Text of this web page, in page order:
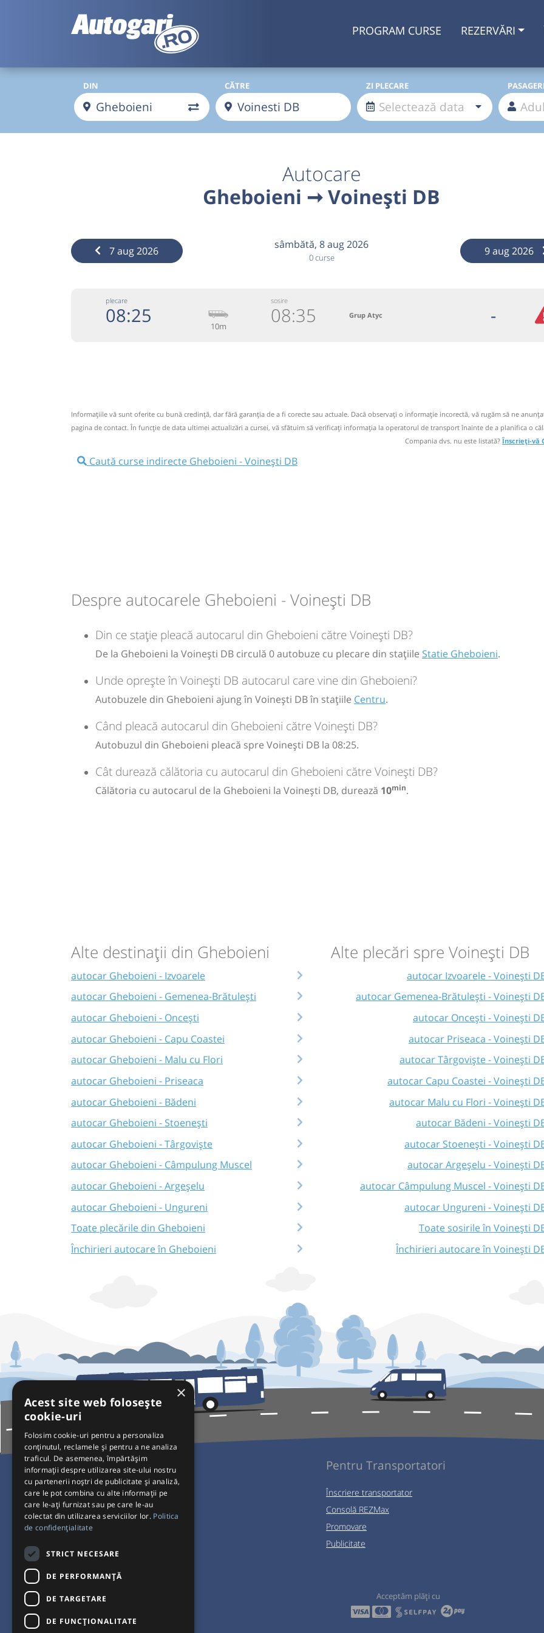
PROGRAM CURSE REZERVĂRI
DIN CĂTRE ZI PLECARE PASAGERI
Autocare
Gheboieni ➞ Voinești DB
7 aug 2026 sâmbătă, 8 aug 2026
0 curse 9 aug 2026
plecare
08:25 10m
sosire
08:35 Grup Atyc -
Circulă doar luni, marți, miercuri, joi și vineri
NOU!
Pune poze din călătoria ta
10min
L M J V S D
-
Informaţiile vă sunt oferite cu bună credinţă, dar fără garanţia de a fi corecte sau actuale. Dacă observați o informaţie incorectă, vă rugăm să ne
pagina de contact. În funcție de data ultimei actualizări a cursei, vă sfătuim să verificaţi informaţia la operatorul de transport înainte de a planifica o
Compania dvs. nu este listată?Înscrieți-vă
Caută curse indirecte Gheboieni - Voinești DB
Despre autocarele Gheboieni - Voinești DB
Din ce stație pleacă autocarul din Gheboieni către Voinești DB?
De la Gheboieni la Voinești DB circulă 0 autobuze cu plecare din stațiile Statie Gheboieni.
Unde oprește în Voinești DB autocarul care vine din Gheboieni?
Autobuzele din Gheboieni ajung în Voinești DB în stațiile Centru.
Când pleacă autocarul din Gheboieni către Voinești DB?
Autobuzul din Gheboieni pleacă spre Voinești DB la 08:25.
Cât durează călătoria cu autocarul din Gheboieni către Voinești DB?
Călătoria cu autocarul de la Gheboieni la Voinești DB, durează 10min.
Alte destinații din Gheboieni
autocar Gheboieni - Izvoarele
autocar Gheboieni - Gemenea-Brătulești
autocar Gheboieni - Oncești
autocar Gheboieni - Capu Coastei
autocar Gheboieni - Malu cu Flori
autocar Gheboieni - Priseaca
autocar Gheboieni - Bădeni
autocar Gheboieni - Stoenești
autocar Gheboieni - Târgoviște
autocar Gheboieni - Câmpulung Muscel
autocar Gheboieni - Argeșelu
autocar Gheboieni - Ungureni
Toate plecările din Gheboieni
Închirieri autocare în Gheboieni
Alte plecări spre Voinești DB
autocar Izvoarele - Voinești
autocar Gemenea-Brătulești - Voinești
autocar Oncești - Voinești
autocar Priseaca - Voinești
autocar Târgoviște - Voinești
autocar Capu Coastei - Voinești
autocar Malu cu Flori - Voinești
autocar Bădeni - Voinești
autocar Stoenești - Voinești
autocar Argeșelu - Voinești
autocar Câmpulung Muscel - Voinești
autocar Ungureni - Voinești
Toate sosirile în Voinești
Închirieri autocare în Voinești
Pentru Călători
Curse autobuz
Plecări/Sosiri
Setări de cookie-uri
Pentru Transportatori
Înscriere transportator
Consolă REZMax
Promovare
Publicitate
Acceptăm plăți cu
×
Acest site web folosește
cookie-uri
Folosim cookie-uri pentru a personaliza
conținutul, reclamele și pentru a ne analiza
traficul. De asemenea, împărtășim
informații despre utilizarea site-ului nostru
cu partenerii noștri de publicitate și analiză,
care le pot combina cu alte informații pe
care le-ați furnizat sau pe care le-au
colectat din utilizarea serviciilor lor. Politica
de confidențialitate
STRICT NECESARE
DE PERFORMANȚĂ
DE TARGETARE
DE FUNCŢIONALITATE